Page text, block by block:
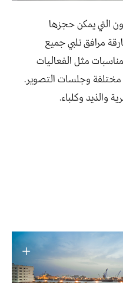
التي يمكن حجزها
مرافق تلبي جميع
مثل الفعاليات
وجلسات التصوير.
والذيد وكلباء.